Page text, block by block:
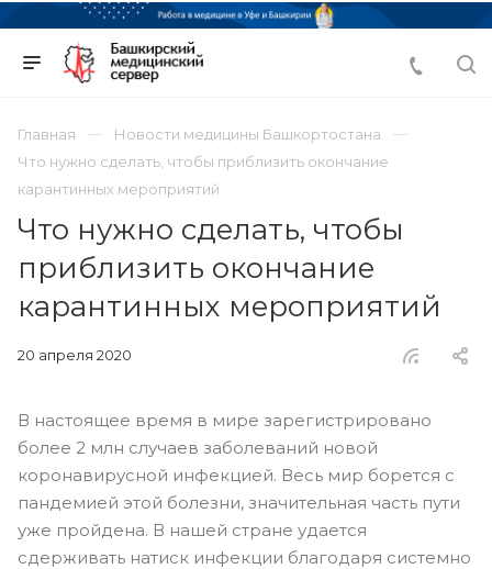
Главная
Новости медицины Башкортостана
Что нужно сделать, чтобы приблизить окончание
карантинных мероприятий
Что нужно сделать, чтобы
приблизить окончание
карантинных мероприятий
20 апреля 2020
В настоящее время в мире зарегистрировано
более 2 млн случаев заболеваний новой
коронавирусной инфекцией. Весь мир борется с
пандемией этой болезни, значительная часть пути
уже пройдена. В нашей стране удается
сдерживать натиск инфекции благодаря системно